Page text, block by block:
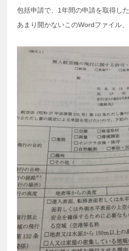
包括申請で、1年間の申請を取得し
あまり開かないこのWordファイル、